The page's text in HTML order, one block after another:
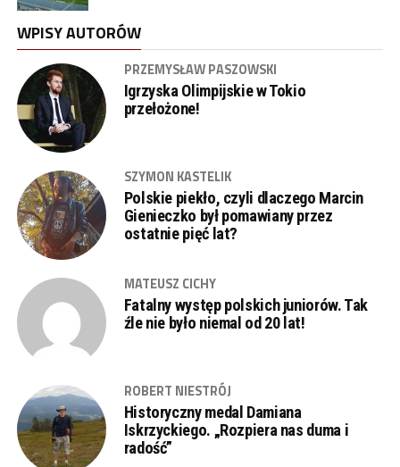
WPISY AUTORÓW
PRZEMYSŁAW PASZOWSKI
Igrzyska Olimpijskie w Tokio
przełożone!
SZYMON KASTELIK
Polskie piekło, czyli dlaczego Marcin
Gienieczko był pomawiany przez
ostatnie pięć lat?
MATEUSZ CICHY
Fatalny występ polskich juniorów. Tak
źle nie było niemal od 20 lat!
ROBERT NIESTRÓJ
Historyczny medal Damiana
Iskrzyckiego. „Rozpiera nas duma i
radość”